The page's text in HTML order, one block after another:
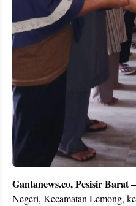
Gantanews.co, Pesisir Barat
Negeri, Kecamatan Lemong,